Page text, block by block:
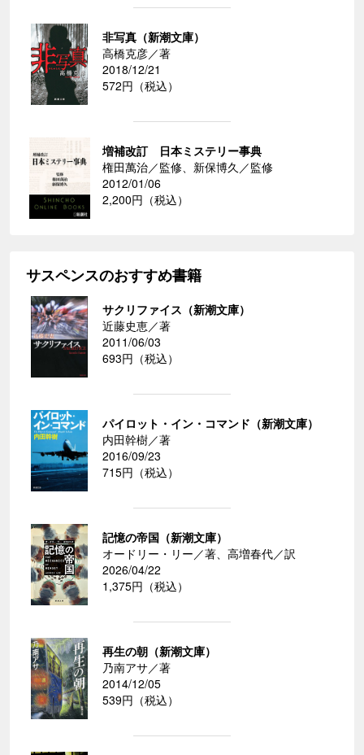
非写真（新潮文庫）
高橋克彦／著
2018/12/21
572円（税込）
増補改訂 日本ミステリー事典
権田萬治／監修、新保博久／監修
2012/01/06
2,200円（税込）
サスペンスのおすすめ書籍
サクリファイス（新潮文庫）
近藤史恵／著
2011/06/03
693円（税込）
パイロット・イン・コマンド（新潮文庫）
内田幹樹／著
2016/09/23
715円（税込）
記憶の帝国（新潮文庫）
オードリー・リー／著、高増春代／訳
2026/04/22
1,375円（税込）
再生の朝（新潮文庫）
乃南アサ／著
2014/12/05
539円（税込）